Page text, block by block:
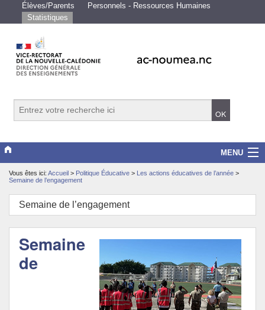
Élèves/Parents
Personnels - Ressources Humaines
Statistiques
MENU
Vice-rectorat
Scolarité/études
Enseignements
Examens/Concours
Vous êtes ici: Accueil > Politique Éducative > Les actions éducatives de l’année >
Semaine de l’engagement
Semaine de l’engagement
Semaine
de